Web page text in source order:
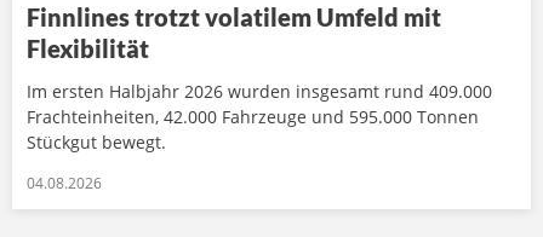
Finnlines trotzt volatilem Umfeld mit
Flexibilität
Im ersten Halbjahr 2026 wurden insgesamt rund 409.000
Frachteinheiten, 42.000 Fahrzeuge und 595.000 Tonnen
Stückgut bewegt.
04.08.2026